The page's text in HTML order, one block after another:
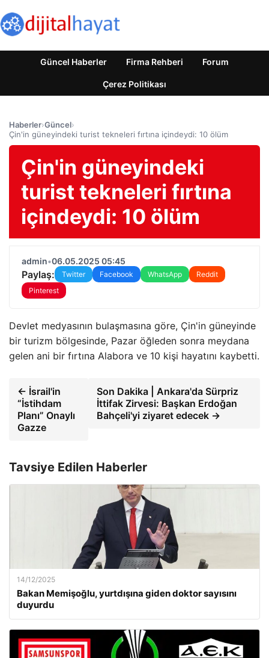
Güncel Haberler Firma Rehberi Forum
Çerez Politikası
Haberler›Güncel›
Çin'in güneyindeki turist tekneleri fırtına içindeydi: 10 ölüm
Çin'in güneyindeki
turist tekneleri fırtına
içindeydi: 10 ölüm
admin•06.05.2025 05:45
Paylaş: Twitter Facebook WhatsApp
Reddit
Pinterest
Devlet medyasının bulaşmasına göre, Çin'in güneyinde
bir turizm bölgesinde, Pazar öğleden sonra meydana
gelen ani bir fırtına Alabora ve 10 kişi hayatını kaybetti.
← İsrail'in
“İstihdam
Planı” Onaylı
Gazze
Son Dakika | Ankara'da Sürpriz
İttifak Zirvesi: Başkan Erdoğan
Bahçeli'yi ziyaret edecek →
Tavsiye Edilen Haberler
14/12/2025
Bakan Memişoğlu, yurtdışına giden doktor sayısını
duyurdu